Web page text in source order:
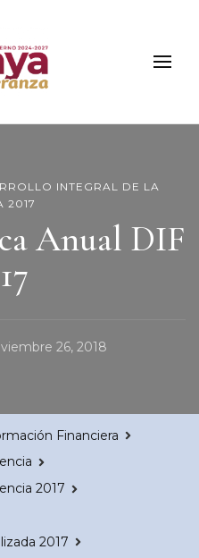
Celaya
INTEGRAL DE LA
2017
Anual DIF
26, 2018
Financiera
2017
2017